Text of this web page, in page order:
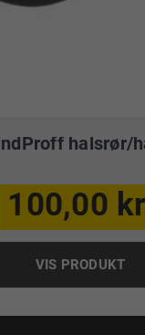
halsrør/
100,00
VIS PRODUKT